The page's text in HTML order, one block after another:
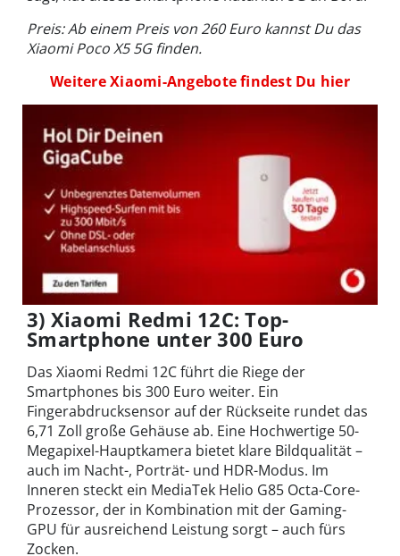
Preis: Ab einem Preis von 260 Euro kannst Du das
Xiaomi Poco X5 5G finden.
Weitere Xiaomi-Angebote findest Du hier
3) Xiaomi Redmi 12C: Top-
Smartphone unter 300 Euro
Das Xiaomi Redmi 12C führt die Riege der
Smartphones bis 300 Euro weiter. Ein
Fingerabdrucksensor auf der Rückseite rundet das
6,71 Zoll große Gehäuse ab. Eine Hochwertige 50-
Megapixel-Hauptkamera bietet klare Bildqualität –
auch im Nacht-, Porträt- und HDR-Modus. Im
Inneren steckt ein MediaTek Helio G85 Octa-Core-
Prozessor, der in Kombination mit der Gaming-
GPU für ausreichend Leistung sorgt – auch fürs
Zocken.